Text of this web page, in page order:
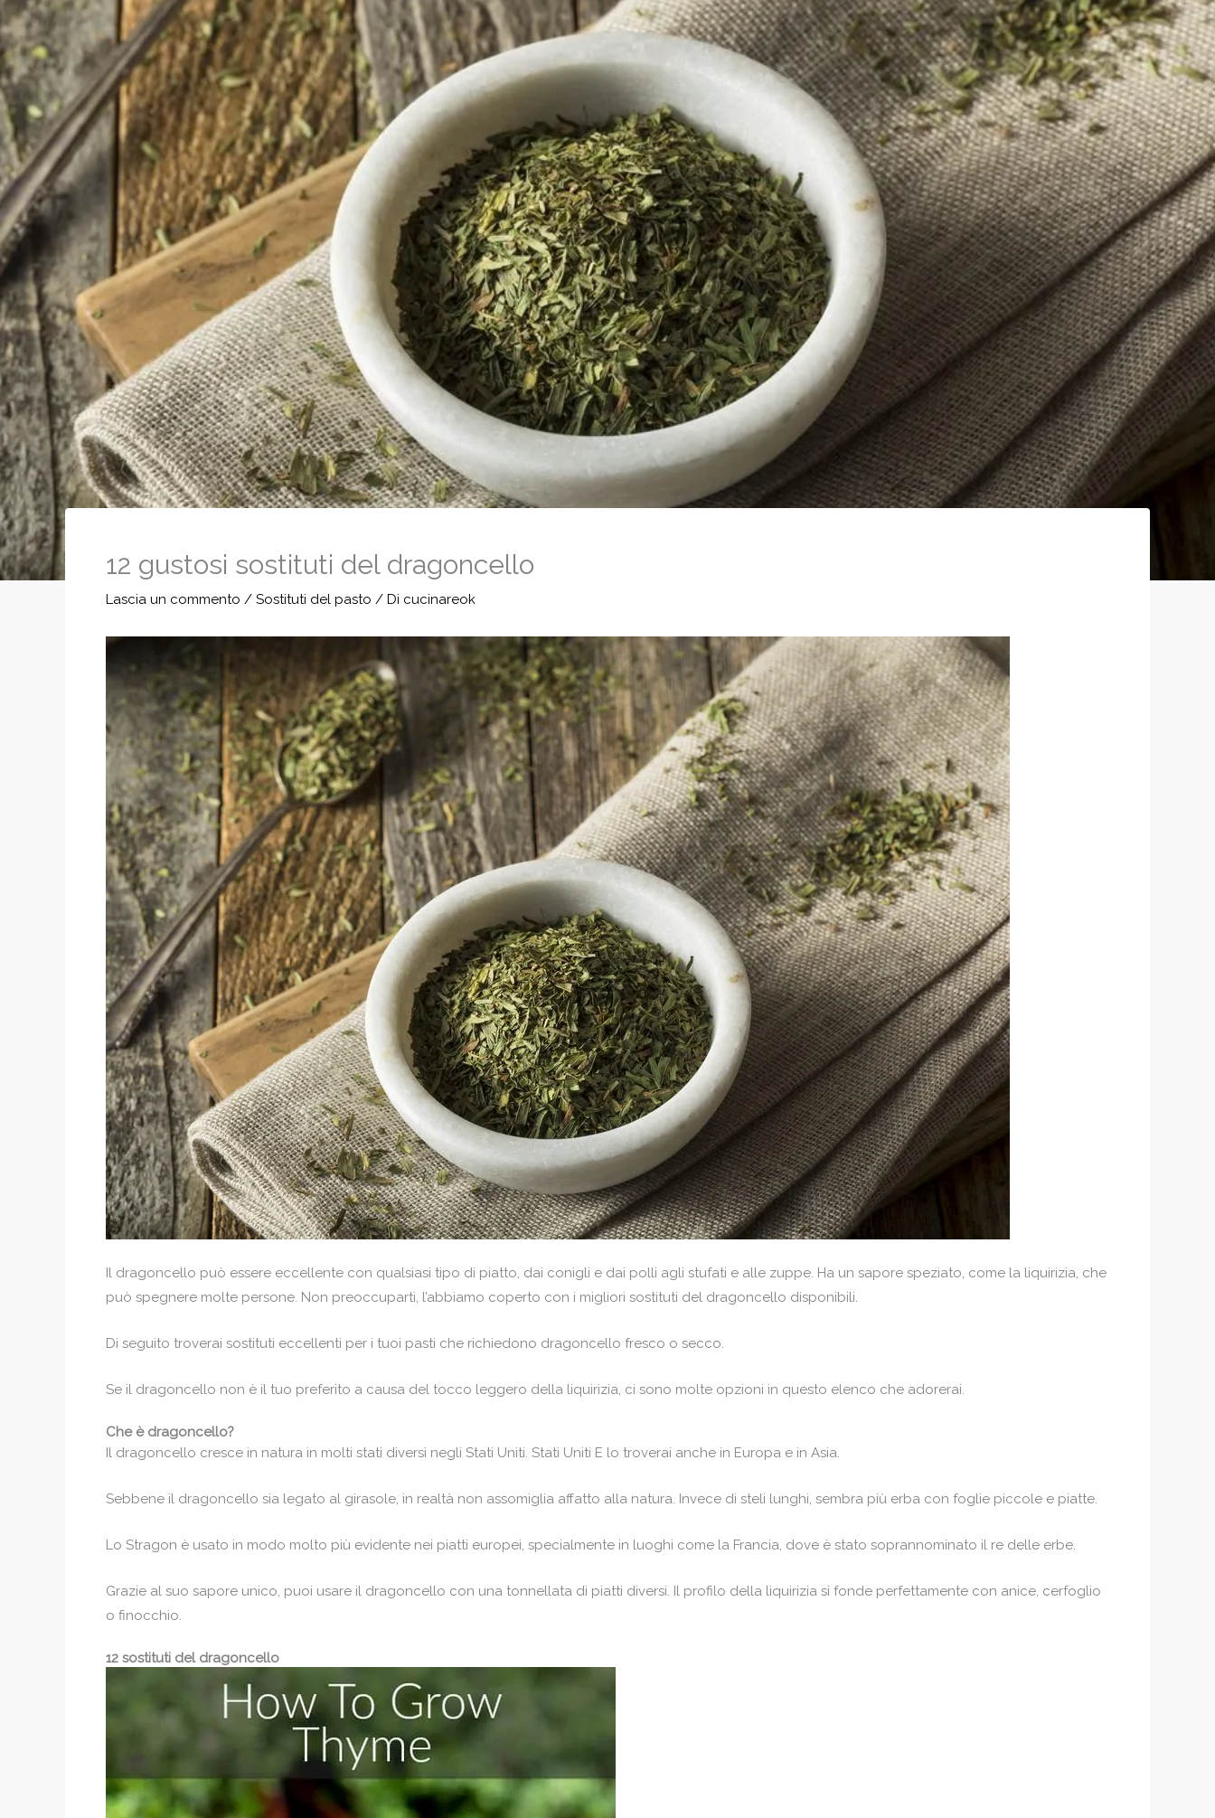
12 gustosi sostituti del dragoncello
Lascia un commento / Sostituti del pasto / Di cucinareok
Il dragoncello può essere eccellente con qualsiasi tipo di piatto, dai conigli e dai polli agli stufati e alle zuppe. Ha un sapore speziato, come la liquirizia, che
può spegnere molte persone. Non preoccuparti, l’abbiamo coperto con i migliori sostituti del dragoncello disponibili.
Di seguito troverai sostituti eccellenti per i tuoi pasti che richiedono dragoncello fresco o secco.
Se il dragoncello non è il tuo preferito a causa del tocco leggero della liquirizia, ci sono molte opzioni in questo elenco che adorerai.
Che è dragoncello?
Il dragoncello cresce in natura in molti stati diversi negli Stati Uniti. Stati Uniti E lo troverai anche in Europa e in Asia.
Sebbene il dragoncello sia legato al girasole, in realtà non assomiglia affatto alla natura. Invece di steli lunghi, sembra più erba con foglie piccole e piatte.
Lo Stragon è usato in modo molto più evidente nei piatti europei, specialmente in luoghi come la Francia, dove è stato soprannominato il re delle erbe.
Grazie al suo sapore unico, puoi usare il dragoncello con una tonnellata di piatti diversi. Il profilo della liquirizia si fonde perfettamente con anice, cerfoglio
o finocchio.
12 sostituti del dragoncello